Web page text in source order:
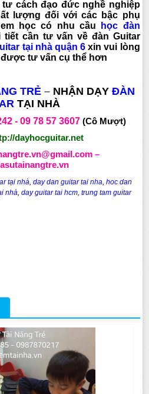
cách đạo đức nghề nghiệp
lượng đối với các bậc phụ
học có nhu cầu
học đàn
tiết cần tư vấn về đàn Guitar
tại nhà quận 6 xin vui lòng
tư vấn cụ thể hơn
TRẺ– NHẬN DẠY ĐÀN
TẠI NHÀ
- 09 78 57 3607 (Cô Mượt)
dayhocguitar.net
–
tại nhà,day dan guitar tai nha,hoc dan
nhà, day guitar tai hcm, trung tam guitar